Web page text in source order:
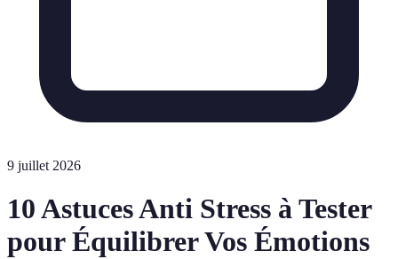
9 juillet 2026
10 Astuces Anti Stress à Tester
pour Équilibrer Vos Émotions